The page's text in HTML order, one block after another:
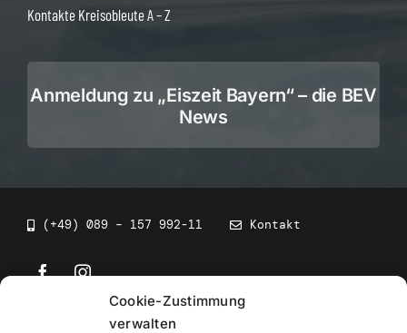
Cookie-Zustimmung
verwalten
Kontakte Kreisobleute A – Z
Anmeldung zu „Eiszeit Bayern“ – die BEV
News
(+49) 089 – 157 992-11 Kontakt
• BEV Bayerischer Eissportverband